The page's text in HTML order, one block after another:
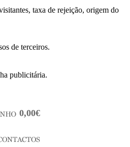
taxa de rejeição, origem do
de terceiros.
publicitária.
0,00€